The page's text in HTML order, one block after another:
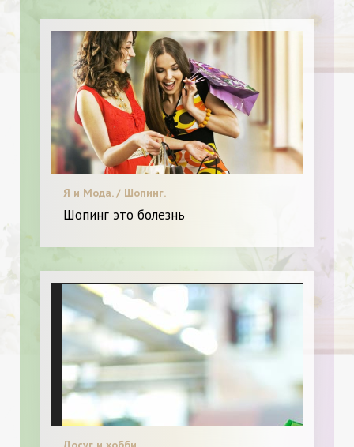
Я и Мода. / Шопинг.
Шопинг это болезнь